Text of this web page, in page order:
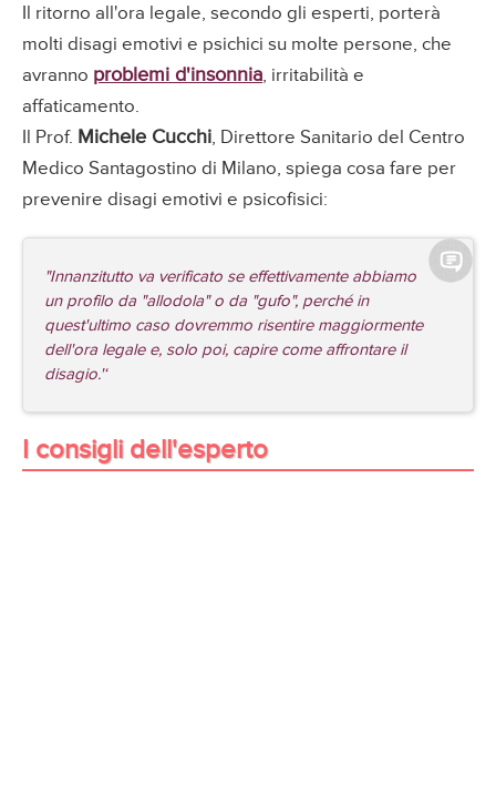
Il ritorno all'ora legale, secondo gli esperti, porterà
molti disagi emotivi e psichici su molte persone, che
avranno problemi d'insonnia, irritabilità e
affaticamento.
Il Prof. Michele Cucchi, Direttore Sanitario del Centro
Medico Santagostino di Milano, spiega cosa fare per
prevenire disagi emotivi e psicofisici:
"Innanzitutto va verificato se effettivamente abbiamo
un profilo da "allodola" o da "gufo", perché in
quest'ultimo caso dovremmo risentire maggiormente
dell'ora legale e, solo poi, capire come affrontare il
disagio.'‘
I consigli dell'esperto